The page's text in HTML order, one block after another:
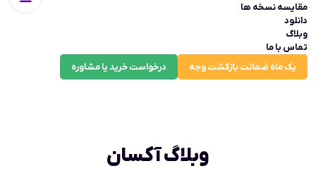
مقایسه نسخه ها
دانلود
وبلاگ
تماس با ما
یک ماه ضمانت بازگشت وجه
درخواست خرید یا مشاوره
وبلاگ آکسان